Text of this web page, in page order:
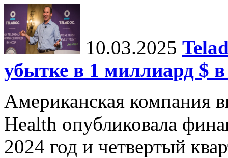
10.03.2025
убытке в 1 миллиард $ в
Американская компания
Health опубликовала
2024 год и четвертый